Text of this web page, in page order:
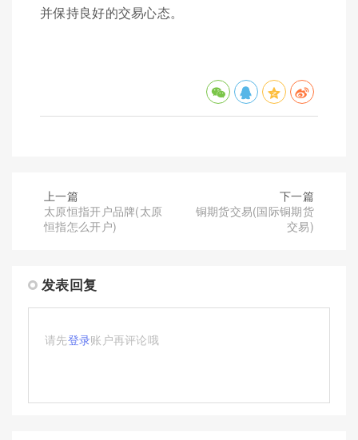
并保持良好的交易心态。
上一篇
太原恒指开户品牌(太原
恒指怎么开户)
下一篇
铜期货交易(国际铜期货
交易)
发表回复
请先登录账户再评论哦